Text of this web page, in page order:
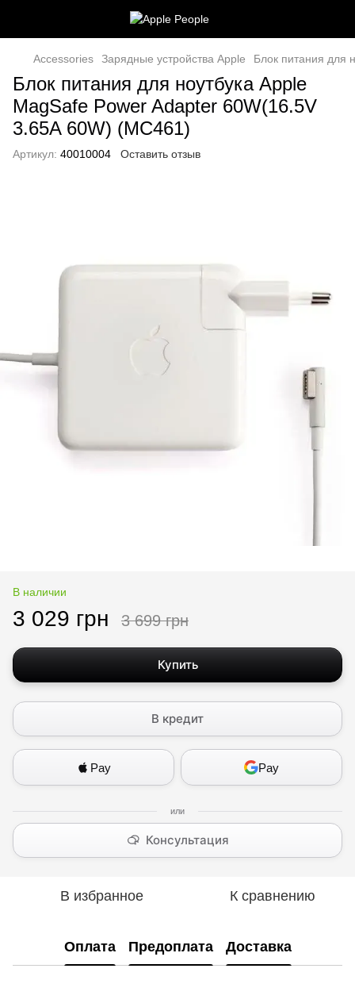
Accessories Зарядные устройства Apple Блок питания для
Блок питания для ноутбука Apple
MagSafe Power Adapter 60W(16.5V
3.65A 60W) (MC461)
Артикул: 40010004 Оставить отзыв
В наличии
3 029 грн 3 699 грн
Купить
В кредит
Pay Pay
Консультация
В избранное К сравнению
Оплата Предоплата Доставка